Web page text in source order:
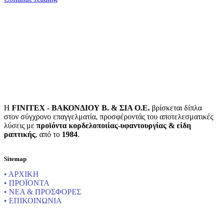
Η FINITEX - ΒΑΚΟΝΔΙΟΥ Β. & ΣΙΑ Ο.Ε. βρίσκεται δίπλα
στον σύγχρονο επαγγελματία, προσφέροντάς του αποτελεσματικές
λύσεις με προϊόντα κορδελοποιίας-υφαντουργίας & είδη
ραπτικής, από το 1984.
Sitemap
• ΑΡΧΙΚΗ
• ΠΡΟΪΟΝΤΑ
• ΝΕΑ & ΠΡΟΣΦΟΡΕΣ
• ΕΠΙΚΟΙΝΩΝΙΑ